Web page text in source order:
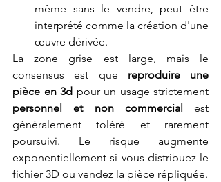
même sans le vendre, peut être
interprété comme la création d'une
œuvre dérivée.
La zone grise est large, mais le
consensus est que reproduire une
pièce en 3d
personnel et non commercial
est
généralement toléré et rarement
poursuivi. Le risque augmente
exponentiellement si vous distribuez le
fichier 3D ou vendez la pièce répliquée.